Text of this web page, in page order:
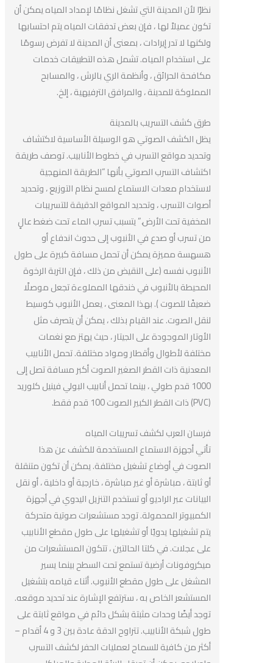
نظرًا لأن المدينة التي تشغل نظامًا لإمداد المياه يمكن أن
تكون عميلاً لها ، فإن بعض تدفقات المياه يتم احتسابها
ولكنها لا تدر إيرادات ، بمعنى أن المدينة لا تفرض رسومًا
على استخدام المياه. تشمل هذه التطبيقات خدمات
مكافحة الحرائق ، وأنظمة الري بالرش ، والمسابح
المملوكة للمدينة ، والمرافق الترفيهية ، إلخ.
طرق كشف التسريب بالمدينة
يظل الكشف الصوتي هو الوسيلة الأساسية لاكتشاف
وتحديد مواقع التسرب في خطوط الأنابيب. توصف طريقة
اكتشاف التسرب الصوتي بأنها “الطريقة المنهجية
لاستخدام معدات الاستماع لمسح نظام التوزيع ، وتحديد
أصوات التسرب ، وتحديد المواقع الدقيقة للتسريبات
المخفية تحت الأرض.” يتسبب تسرب الماء تحت ضغط عالٍ
من تسرب أو صدع في الأنبوب إلى حدوث اندفاع أو
هسهسة مميزة يمكن أن تحمل مسافة كبيرة على طول
الأنبوب نفسه (على النقيض من ذلك ، فإن التربة الرخوة
المحيطة بالأنبوب في خندقها المملوءة تجعل موصلًا
ضعيفًا للصوت ). بهذا المعنى ، يعمل الأنبوب كوسيط
لنقل الصوت. عند القيام بذلك ، يمكن أن يتصرف مثل
الأوتار الموجودة على الجيتار ، حيث يهتز مع نغمات
مختلفة لأطوال وأقطار ومواد مختلفة. تحمل الأنابيب
المعدنية ذات القطر الصغير الصوت أكبر مسافة تصل إلى
1000 قدم طولي ، بينما تحمل أنابيب البولي فينيل كلوريد
فرسان العرب لكشف تسريبات المياه
تأتي أجهزة الاستماع المستخدمة للكشف عن هذا
الصوت في أوضاع تشغيل مختلفة. يمكن أن تكون متنقلة
أو ثابتة ، مباشرة أو غير مباشرة ، خارجية أو داخلية ، أو نقل
البيانات عبر الراديو أو تستخدم التنزيل اليدوي في أجهزة
الكمبيوتر المحمولة. توجد مستشعرات صوتية متحركة
يتم تشغيلها يدويًا أو تشغيلها على طول مقطع الأنابيب
على عجلات. في كلتا الحالتين ، تتكون المستشعرات من
ميكروفونات أرضية تستمع تحت السطح بينما يسير
المشغل على طول مقطع الأنبوب. أثناء قيامه بتشغيل
المستشعر الخاص به ، سترتفع الإشارة عند تحديد موقعه.
توجد أيضًا وحدات مثبتة بشكل دائم في مواقع ثابتة على
طول شبكة الأنابيب. تتراوح الدقة عادة بين 3 و 4 أقدام –
أكثر من كافية للسماح لعمليات الحفر لكشف التسرب